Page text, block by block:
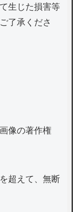
生じた損害等
了承くださ
像の著作権
超えて、無断